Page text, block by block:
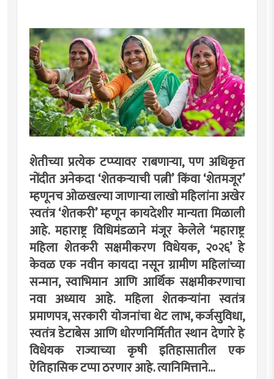
शेतीच्या प्रत्येक टप्प्यावर राबणार्‍या, पण अधिकृत
नोंदीत अनेकदा ‘शेतकर्‍याची पत्नी’ किंवा ‘शेतमजूर’
म्हणूनच ओळखल्या जाणार्‍या लाखो महिलांना अखेर
स्वतंत्र ‘शेतकरी’ म्हणून कायदेशीर मान्यता मिळाली
आहे. महाराष्ट्र विधिमंडळाने मंजूर केलेले ‘महाराष्ट्र
महिला शेतकरी सक्षमीकरण विधेयक, २०२६’ हे
केवळ एक नवीन कायदा नसून ग्रामीण महिलांच्या
सन्मान, स्वाभिमान आणि आर्थिक सक्षमीकरणाचा
नवा अध्याय आहे. महिला शेतकर्‍यांना स्वतंत्र
प्रमाणपत्र, सरकारी योजनांचा थेट लाभ, कर्जसुविधा,
स्वतंत्र डेटाबेस आणि धोरणनिर्मितीत स्थान देणारे हे
विधेयक राज्याच्या कृषी इतिहासातील एक
ऐतिहासिक टप्पा ठरणार आहे. त्यानिमित्ताने...